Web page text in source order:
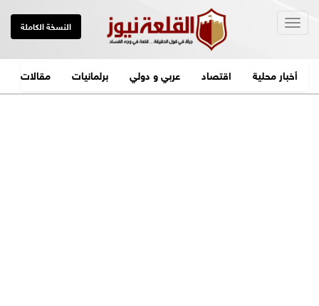
النسخة الكاملة
أخبار محلية اقتصاد عربي و دولي برلمانيات مقالات